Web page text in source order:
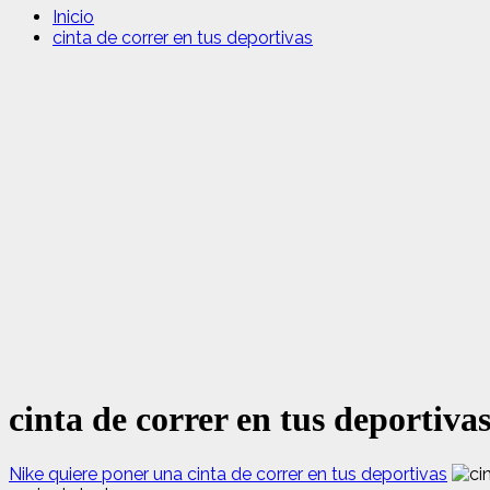
Inicio
cinta de correr en tus deportivas
cinta de correr en tus deportivas
Nike quiere poner una cinta de correr en tus deportivas